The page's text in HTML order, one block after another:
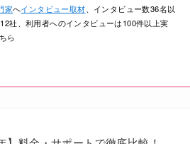
家へインタビュー取材 、インタビュー数36名以
社、利用者へのインタビューは100件以上実
ら